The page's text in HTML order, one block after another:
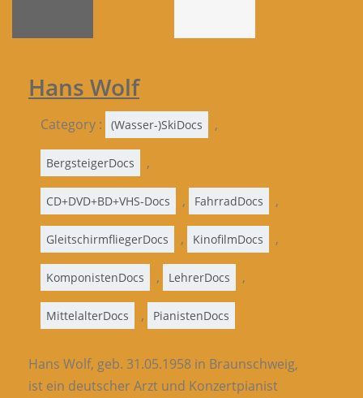
Hans Wolf
Category : (Wasser-)SkiDocs ,
BergsteigerDocs ,
CD+DVD+BD+VHS-Docs , FahrradDocs ,
GleitschirmfliegerDocs , KinofilmDocs ,
KomponistenDocs , LehrerDocs ,
MittelalterDocs , PianistenDocs
Hans Wolf, geb. 31.05.1958 in Braunschweig,
ist ein deutscher Arzt und Konzertpianist